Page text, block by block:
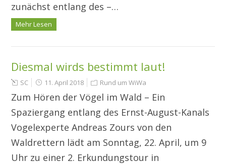
zunächst entlang des –…
Mehr Lesen
Diesmal wirds bestimmt laut!
SC 11. April 2018 Rund um WiWa
Zum Hören der Vögel im Wald – Ein
Spaziergang entlang des Ernst-August-Kanals
Vogelexperte Andreas Zours von den
Waldrettern lädt am Sonntag, 22. April, um 9
Uhr zu einer 2. Erkundungstour in